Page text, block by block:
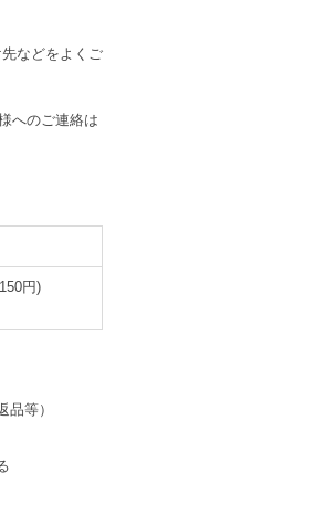
などをよくご
へのご連絡は
円)
等）